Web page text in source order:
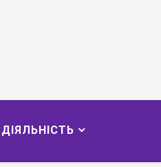
ДІЯЛЬНІСТЬ